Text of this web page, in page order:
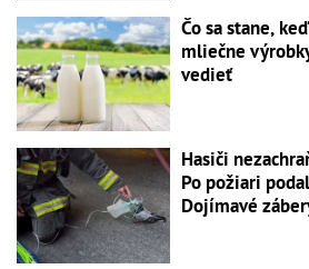
Čo sa stane,
mliečne
vedieť
Hasiči
Po požiari
Dojímavé